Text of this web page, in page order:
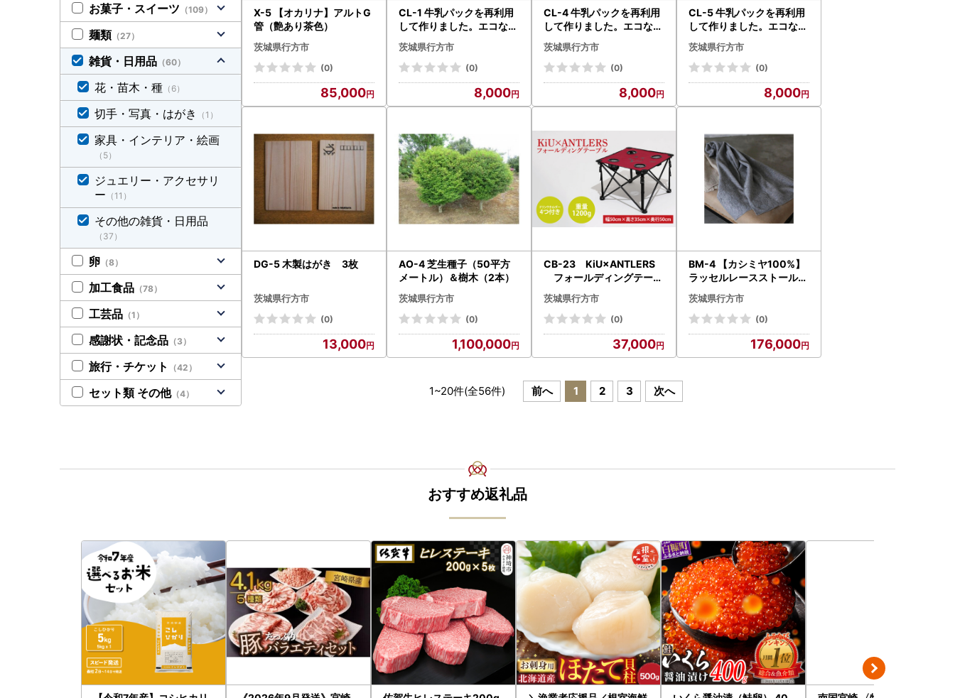
X-5 【オカリナ】アルトG
管（艶あり茶色）
茨城県行方市
(0)
85,000
CL-1 牛乳パックを再利用
して作りました。エコなイ
ス（クマさん1個）
茨城県行方市
(0)
8,000
CL-4 牛乳パックを再利用
して作りました。エコなイ
ス（ブタさん1個）
茨城県行方市
(0)
8,000
CL-5 牛乳パックを再利用
して作りました。エコなイ
ス（大1個）ベージュ
茨城県行方市
(0)
8,000
DG-5 木製はがき 3枚
茨城県行方市
(0)
13,000
AO-4 芝生種子（50平方
メートル）＆樹木（2本）
茨城県行方市
(0)
1,100,000
CB-23 KiU×ANTLERS
フォールディングテーブ
ル
茨城県行方市
(0)
37,000
BM-4 【カシミヤ100%】
ラッセルレースストール
ミディアムグレー
茨城県行方市
(0)
176,000
1~20件(全56件) 前へ 1 2 3 次へ
お菓子・スイーツ （109）
麺類 （27）
雑貨・日用品 （60）
花・苗木・種 （6）
切手・写真・はがき （1）
家具・インテリア・絵画
（5）
ジュエリー・アクセサリ
ー （11）
その他の雑貨・日用品
（37）
卵 （8）
加工食品 （78）
工芸品 （1）
感謝状・記念品 （3）
旅行・チケット （42）
セット類 その他（4）
おすすめ返礼品